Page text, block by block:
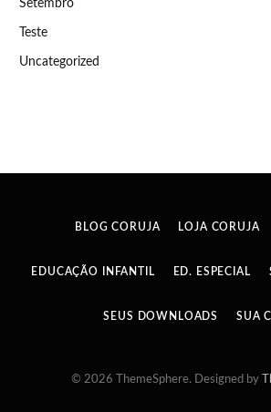
Setembro
Teste
Uncategorized
BLOG CORUJA LOJA CORUJA
EDUCAÇÃO INFANTIL ED. ESPECIAL
SEUS DOWNLOADS SUA
© 2026 ThemeSphere. Designed by